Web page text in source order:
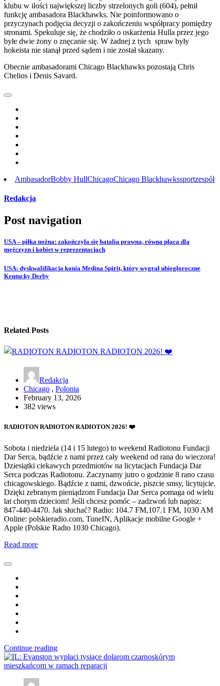
klubu w ilości największej liczby strzelonych goli (604), pełnił
funkcję ambasadora Blackhawks. Nie poinformowano o
przyczynach podjęcia decyzji o zakończeniu współpracy pomiędzy
stronami. Spekuluje się, że chodziło o oskarżenia Hulla przez jego
byłe dwie żony o znęcanie się. W żadnej z tych spraw były
hokeista nie stanął przed sądem i nie został skazany.
Obecnie ambasadorami Chicago Blackhawks pozostają Chris
Chelios i Denis Savard.
AmbasadorBobby HullChicagoChicago Blackhawkssportzespół
Redakcja
Post navigation
USA – piłka nożna: zakończyła się batalia prawna, równa płaca dla
mężczyzn i kobiet w reprezentacjach
USA: dyskwalifikacja konia Medina Spirit, który wygrał ubiegłoroczne
Kentucky Derby
Related Posts
Redakcja
Chicago , Polonia
February 13, 2026
382 views
RADIOTON RADIOTON RADIOTON 2026! ❤️
Sobota i niedziela (14 i 15 lutego) to weekend Radiotonu Fundacji
Dar Serca, bądźcie z nami przez cały weekend od rana do wieczora!
Dziesiątki ciekawych przedmiotów na licytacjach Fundacja Dar
Serca podczas Radiotonu. Zaczynamy jutro o godzinie 8 rano czasu
chicagowskiego. Bądźcie z nami, dzwońcie, piszcie smsy, licytujcie.
Dzięki zebranym pieniądzom Fundacja Dar Serca pomaga od wielu
lat chorym dzieciom! Jeśli chcesz pomóc – zadzwoń lub napisz:
847-440-4470. Jak słuchać? Radio: 104.7 FM,107.1 FM, 1030 AM
Online: polskieradio.com, TuneIN, Aplikacje mobilne Google +
Apple (Polskie Radio 1030 Chicago).
Read more
Continue reading